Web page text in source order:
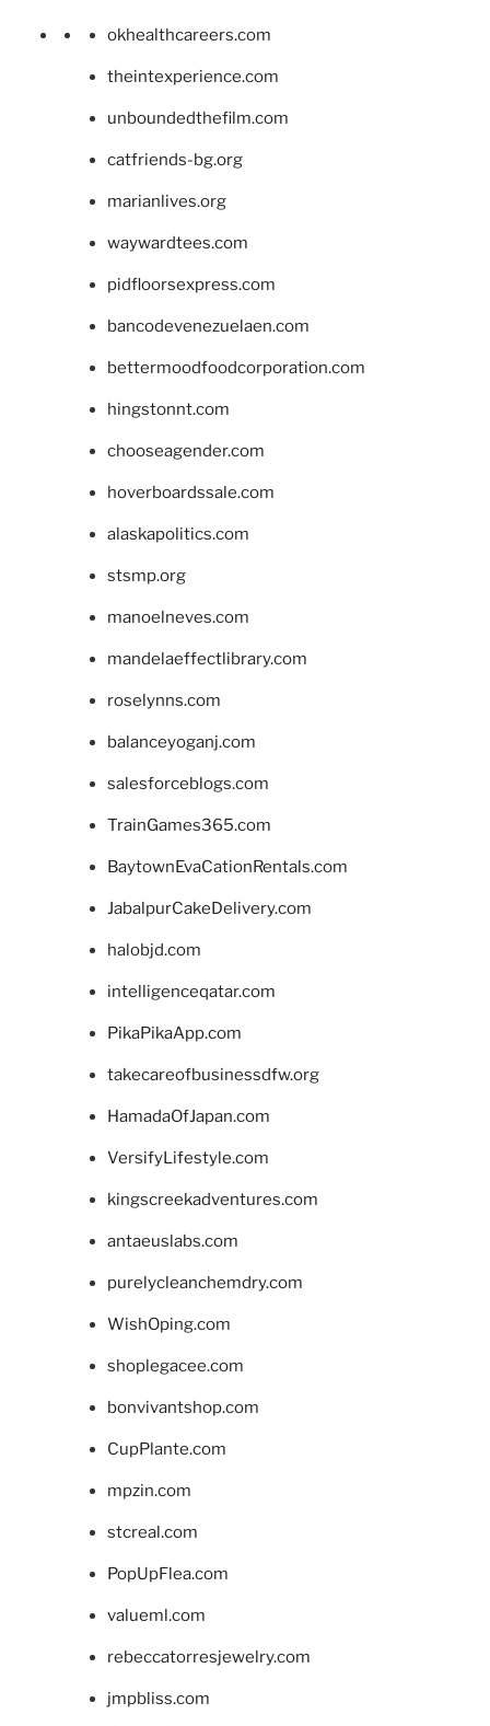
okhealthcareers.com
theintexperience.com
unboundedthefilm.com
catfriends-bg.org
marianlives.org
waywardtees.com
pidfloorsexpress.com
bancodevenezuelaen.com
bettermoodfoodcorporation.com
hingstonnt.com
chooseagender.com
hoverboardssale.com
alaskapolitics.com
stsmp.org
manoelneves.com
mandelaeffectlibrary.com
roselynns.com
balanceyoganj.com
salesforceblogs.com
TrainGames365.com
BaytownEvaCationRentals.com
JabalpurCakeDelivery.com
halobjd.com
intelligenceqatar.com
PikaPikaApp.com
takecareofbusinessdfw.org
HamadaOfJapan.com
VersifyLifestyle.com
kingscreekadventures.com
antaeuslabs.com
purelycleanchemdry.com
WishOping.com
shoplegacee.com
bonvivantshop.com
CupPlante.com
mpzin.com
stcreal.com
PopUpFlea.com
valueml.com
rebeccatorresjewelry.com
jmpbliss.com